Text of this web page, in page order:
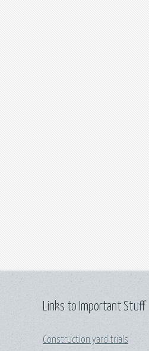
Links to Important Stuff
Construction yard trials